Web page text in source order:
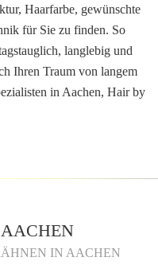
Haarfarbe, gewünschte
für Sie zu finden. So
langlebig und
Ihren Traum von langem
in Aachen, Hair by
IN AACHEN